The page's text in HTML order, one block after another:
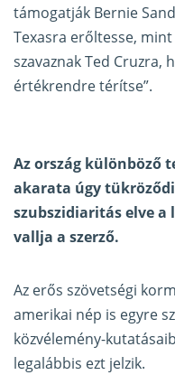
támogatják Bernie
Texasra erőltesse,
szavaznak Ted Cruzra,
értékrendre térítse”.
Az ország különböző
akarata úgy
szubszidiaritás elve a
vallja a szerző.
Az erős szövetségi
amerikai nép is egyre
közvélemény-
legalábbis ezt jelzik.